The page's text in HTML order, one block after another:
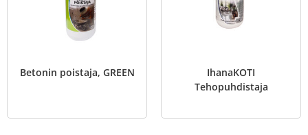
Betonin poistaja, GREEN
IhanaKOTI
Tehopuhdistaja